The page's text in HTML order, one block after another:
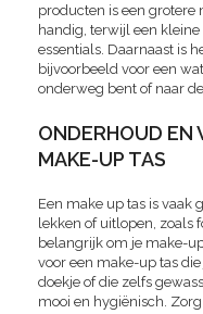
producten is een grotere
handig, terwijl een
essentials. Daarnaast is
bijvoorbeeld voor een
onderweg bent of naar
ONDERHOUD EN
MAKE-UP TAS
Een make up tas is
lekken of uitlopen, zoals
belangrijk om je make-
voor een make-up tas
doekje of die zelfs
mooi en hygiënisch.